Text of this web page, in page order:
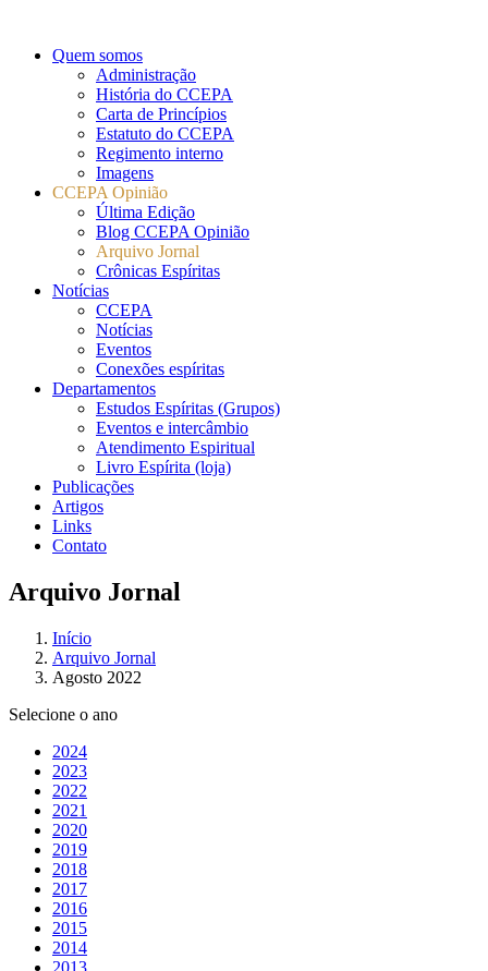
Quem somos
Administração
História do CCEPA
Carta de Princípios
Estatuto do CCEPA
Regimento interno
Imagens
CCEPA Opinião
Última Edição
Blog CCEPA Opinião
Arquivo Jornal
Crônicas Espíritas
Notícias
CCEPA
Notícias
Eventos
Conexões espíritas
Departamentos
Estudos Espíritas (Grupos)
Eventos e intercâmbio
Atendimento Espiritual
Livro Espírita (loja)
Publicações
Artigos
Links
Contato
Arquivo Jornal
Início
Arquivo Jornal
Agosto 2022
Selecione o ano
2024
2023
2022
2021
2020
2019
2018
2017
2016
2015
2014
2013